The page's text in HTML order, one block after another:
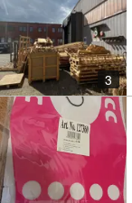
3